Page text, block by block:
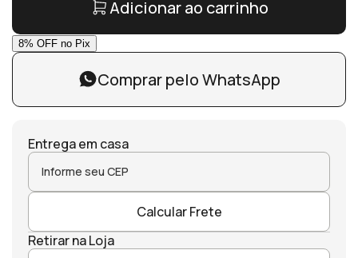
Adicionar ao carrinho
Comprar pelo WhatsApp
Entrega em casa
Calcular Frete
Retirar na Loja